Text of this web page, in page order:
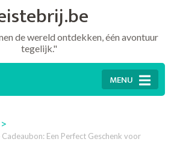
de wereld ontdekken, één avontuur
tegelijk."
MENU
>
Een Perfect Geschenk voor